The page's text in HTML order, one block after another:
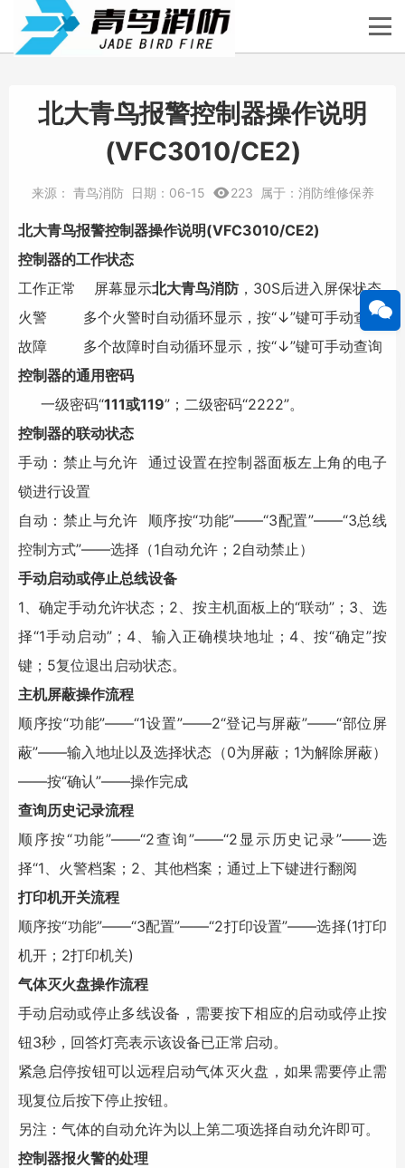
北大青鸟报警控制器操作说明
(VFC3010/CE2)
来源： 青鸟消防 日期： 06-15 223 属于： 消防维修保养
北大青鸟报警控制器操作说明(VFC3010/CE2)
控制器的工作状态
工作正常 屏幕显示北大青鸟消防 ，30S后进入屏保状态
火警 多个火警时自动循环显示，按“↓”键可手动查询
故障 多个故障时自动循环显示，按“↓”键可手动查询
控制器的通用密码
一级密码“111或119”；二级密码“2222”。
控制器的联动状态
手动：禁止与允许 通过设置在控制器面板左上角的电子
锁进行设置
自动：禁止与允许 顺序按“功能”――“3配置”――“3总线
控制方式”――选择（1自动允许；2自动禁止）
手动启动或停止总线设备
1、确定手动允许状态；2、按主机面板上的“联动”；3、选
择“1手动启动”；4、输入正确模块地址；4、按“确定”按
键；5复位退出启动状态。
主机屏蔽操作流程
顺序按“功能”――“1设置”――2“登记与屏蔽”――“部位屏
蔽”――输入地址以及选择状态（0为屏蔽；1为解除屏蔽）
――按“确认”――操作完成
查询历史记录流程
顺序按“功能”――“2查询”――“2显示历史记录”――选
择“1、火警档案；2、其他档案；通过上下键进行翻阅
打印机开关流程
顺序按“功能”――“3配置”――“2打印设置”――选择(1打印
机开；2打印机关)
气体灭火盘操作流程
手动启动或停止多线设备，需要按下相应的启动或停止按
钮3秒，回答灯亮表示该设备已正常启动。
紧急启停按钮可以远程启动气体灭火盘，如果需要停止需
现复位后按下停止按钮。
另注：气体的自动允许为以上第二项选择自动允许即可。
控制器报火警的处理